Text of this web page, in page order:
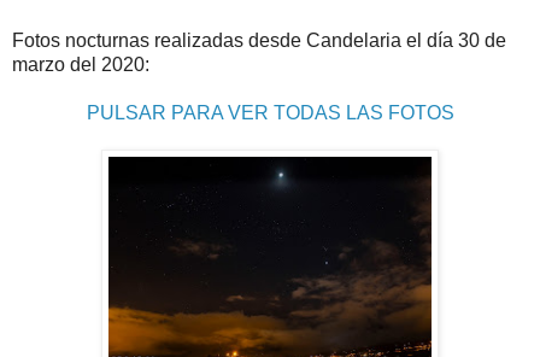
Fotos nocturnas realizadas desde Candelaria el día 30 de
marzo del 2020:
PULSAR PARA VER TODAS LAS FOTOS